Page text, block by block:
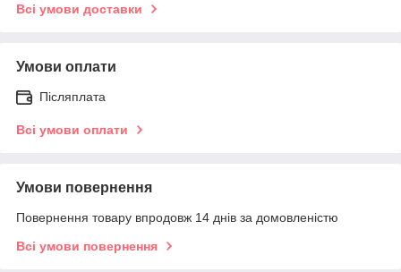
Всі умови доставки
Умови оплати
Післяплата
Всі умови оплати
Умови повернення
Повернення товару впродовж 14 днів за домовленістю
Всі умови повернення